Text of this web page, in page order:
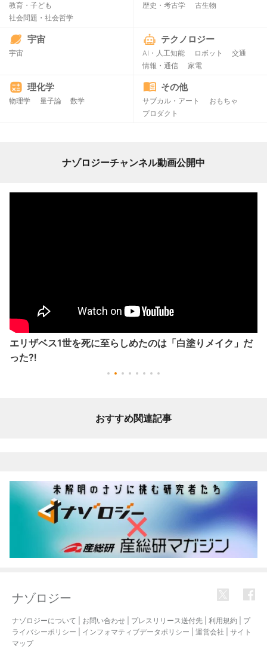
教育・子ども
社会問題・社会哲学
歴史・考古学 古生物
宇宙
宇宙
テクノロジー
AI・人工知能 ロボット
交通
情報・通信
家電
理化学
物理学 量子論 数学
その他
サブカル・アート
おもちゃ
プロダクト
ナゾロジーチャンネル動画公開中
エリザベス1世を死に至らしめたのは「白塗りメイク」だ
った⁈
おすすめ関連記事
ナゾロジー
ナゾロジーについて お問い合わせ プレスリリース送付先 利用規約
プ
ライバシーポリシー
インフォマティブデータポリシー 運営会社
サイト
マップ